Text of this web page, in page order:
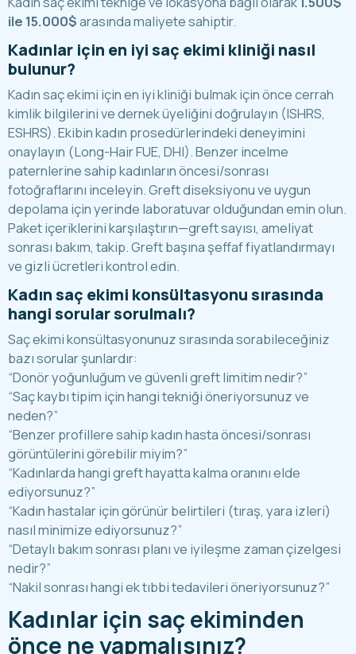
ile 15.000$arasında maliyete sahiptir.
Kadınlar için en iyi saç ekimi kliniği nasıl
bulunur?
Kadın saç ekimi için en iyi kliniği bulmak için önce cerrah
kimlik bilgilerini ve dernek üyeliğini doğrulayın (ISHRS,
ESHRS). Ekibin kadın prosedürlerindeki deneyimini
onaylayın (Long-Hair FUE, DHI). Benzer incelme
paternlerine sahip kadınların öncesi/sonrası
fotoğraflarını inceleyin. Greft diseksiyonu ve uygun
depolama için yerinde laboratuvar olduğundan emin olun.
Paket içeriklerini karşılaştırın—greft sayısı, ameliyat
sonrası bakım, takip. Greft başına şeffaf fiyatlandırmayı
ve gizli ücretleri kontrol edin.
Kadın saç ekimi konsültasyonu sırasında
hangi sorular sorulmalı?
Saç ekimi konsültasyonunuz sırasında sorabileceğiniz
bazı sorular şunlardır:
“Donör yoğunluğum ve güvenli greft limitim nedir?”
“Saç kaybı tipim için hangi tekniği öneriyorsunuz ve
neden?”
“Benzer profillere sahip kadın hasta öncesi/sonrası
görüntülerini görebilir miyim?”
“Kadınlarda hangi greft hayatta kalma oranını elde
ediyorsunuz?”
“Kadın hastalar için görünür belirtileri (tıraş, yara izleri)
nasıl minimize ediyorsunuz?”
“Detaylı bakım sonrası planı ve iyileşme zaman çizelgesi
nedir?”
“Nakil sonrası hangi ek tıbbi tedavileri öneriyorsunuz?”
Kadınlar için saç ekiminden
önce ne yapmalısınız?